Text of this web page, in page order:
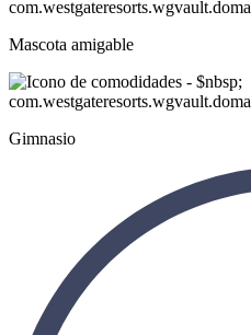
Mascota amigable
Gimnasio